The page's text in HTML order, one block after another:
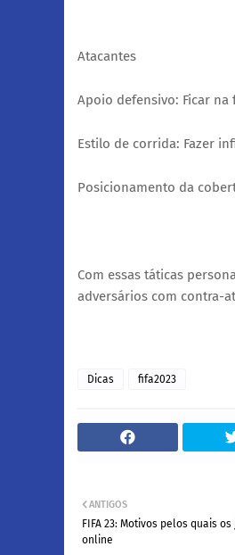
Atacantes
Apoio defensivo: Ficar na
Estilo de corrida: Fazer
Posicionamento da
Com essas táticas
adversários com contra-
Dicas fifa2023
ANTIGOS
FIFA 23: Motivos pelos quais
online